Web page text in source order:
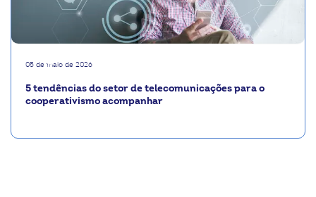
05 de maio de 2026
5 tendências do setor de telecomunicações para o
cooperativismo acompanhar